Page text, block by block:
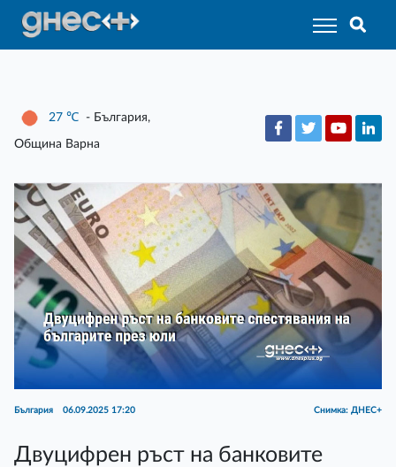
27 ℃ - България,
Община Варна
България 06.09.2025 17:20 Снимка: ДНЕС+
Двуцифрен ръст на банковите